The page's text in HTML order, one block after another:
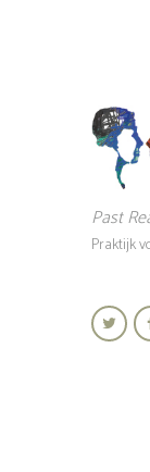
Past
Praktijk